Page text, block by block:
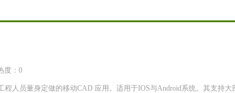
度：0
人员量身定做的移动CAD 应用。适用于IOS与Android系统。其支持大